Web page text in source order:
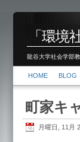
「環境
龍谷大学社会学部
HOME BLOG
町家キ
月曜日, 11月